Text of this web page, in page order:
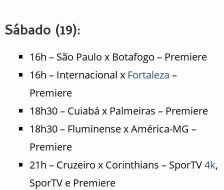
Sábado (19):
16h – São Paulo x Botafogo – Premiere
16h – Internacional x Fortaleza –
Premiere
18h30 – Cuiabá x Palmeiras – Premiere
18h30 – Fluminense x América-MG –
Premiere
21h – Cruzeiro x Corinthians – SporTV4k,
SporTV e Premiere